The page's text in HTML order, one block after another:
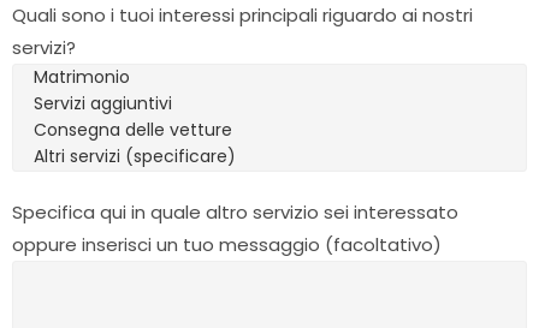
Quali sono i tuoi interessi principali riguardo ai nostri
servizi?
Specifica qui in quale altro servizio sei interessato
oppure inserisci un tuo messaggio (facoltativo)